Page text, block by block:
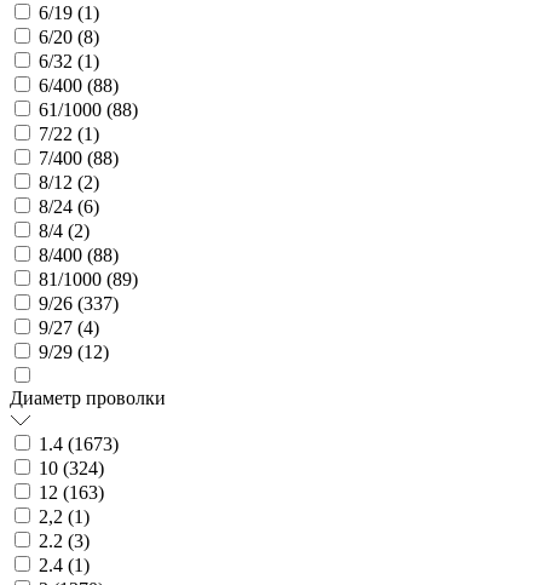
6/19 (1)
6/20 (8)
6/32 (1)
6/400 (88)
61/1000 (88)
7/22 (1)
7/400 (88)
8/12 (2)
8/24 (6)
8/4 (2)
8/400 (88)
81/1000 (89)
9/26 (337)
9/27 (4)
9/29 (12)
Диаметр проволки
1.4 (1673)
10 (324)
12 (163)
2,2 (1)
2.2 (3)
2.4 (1)